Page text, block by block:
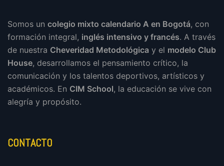
Somos un colegio mixto calendario A en Bogotá, con
formación integral, inglés intensivo y francés. A través
de nuestra Cheveridad Metodológica y el modelo Club
House, desarrollamos el pensamiento crítico, la
comunicación y los talentos deportivos, artísticos y
académicos. En CIM School, la educación se vive con
alegría y propósito.
CONTACTO